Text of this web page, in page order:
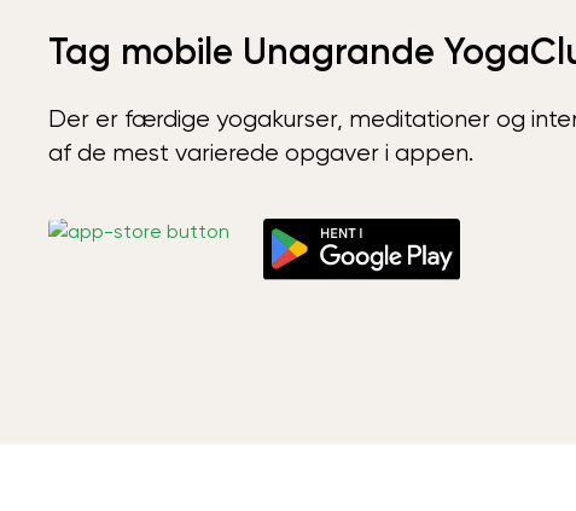
Tag mobile Unagrande
Der er færdige yogakurser, meditationer og
af de mest varierede opgaver i appen.